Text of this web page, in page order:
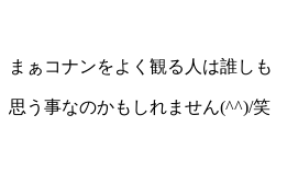
まぁコナンをよく観る人は誰しも
思う事なのかもしれません(^^)/笑